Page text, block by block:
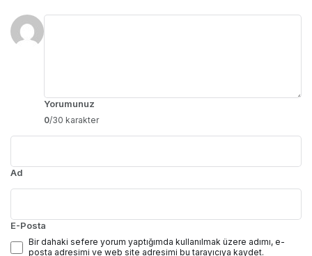
E-posta adresiniz yayınlanmayacak.
Yorumunuz